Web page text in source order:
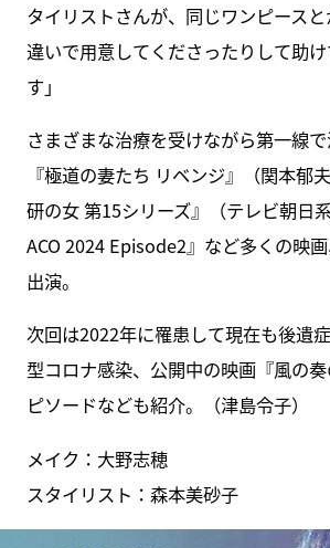
タイリストさんが、同じワンピース
違いで用意してくださったりして助
す」
さまざまな治療を受けながら第一線
『極道の妻たち リベンジ』（関本郁
研の女 第15シリーズ』（テレビ朝日
ACO 2024 Episode2』など多くの映
出演。
次回は2022年に罹患して現在も後遺
型コロナ感染、公開中の映画『風の
ピソードなども紹介。（津島令子）
メイク：大野志穂
スタイリスト：森本美砂子